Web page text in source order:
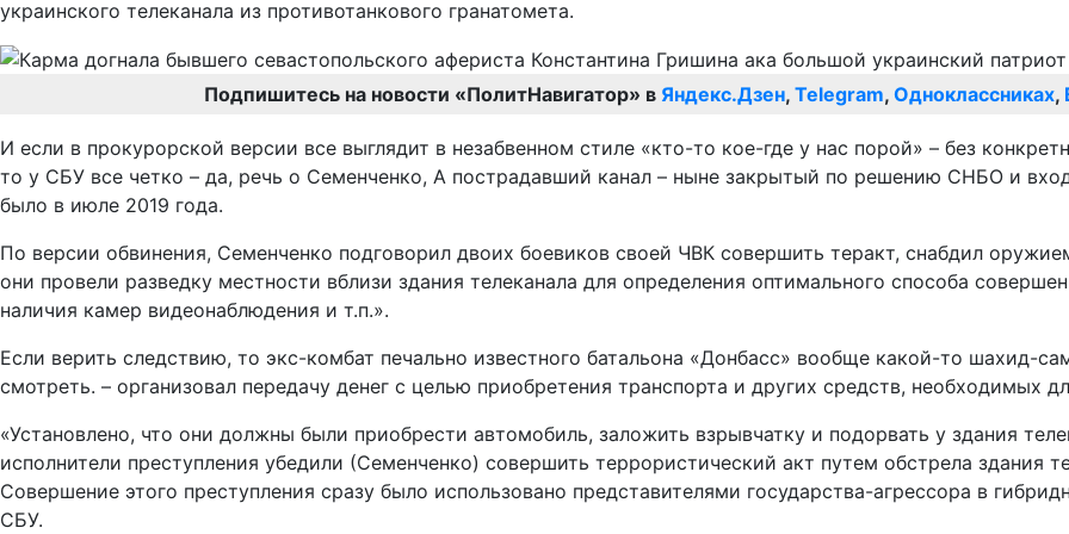
украинского телеканала из противотанкового гранатомета.
Подпишитесь на новости «ПолитНавигатор» в Яндекс.Дзен, Telegram, Одноклассниках,
И если в прокурорской версии все выглядит в незабвенном стиле «кто-то кое-где у нас порой» – без
то у СБУ все четко – да, речь о Семенченко, А пострадавший канал – ныне закрытый по решению СНБО и
было в июле 2019 года.
По версии обвинения, Семенченко подговорил двоих боевиков своей ЧВК совершить теракт, снабдил
они провели разведку местности вблизи здания телеканала для определения оптимального способа
наличия камер видеонаблюдения и т.п.».
Если верить следствию, то экс-комбат печально известного батальона «Донбасс» вообще какой-то шахид-
смотреть. – организовал передачу денег с целью приобретения транспорта и других средств, необходимых
«Установлено, что они должны были приобрести автомобиль, заложить взрывчатку и подорвать у здания
исполнители преступления убедили (Семенченко) совершить террористический акт путем обстрела здания
Совершение этого преступления сразу было использовано представителями государства-агрессора в
СБУ.